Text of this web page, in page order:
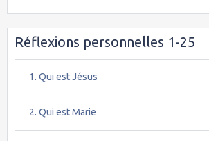
Réflexions personnelles 1-25
1. Qui est Jésus
2. Qui est Marie